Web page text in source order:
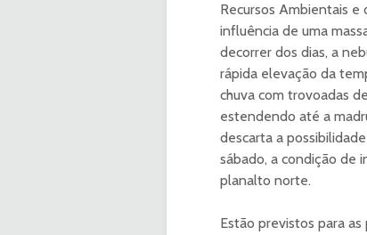
Recursos Ambientais e
influência de uma
decorrer dos dias, a
rápida elevação da
chuva com trovoadas
estendendo até a
descarta a
sábado, a condição de
planalto norte.
Estão previstos para